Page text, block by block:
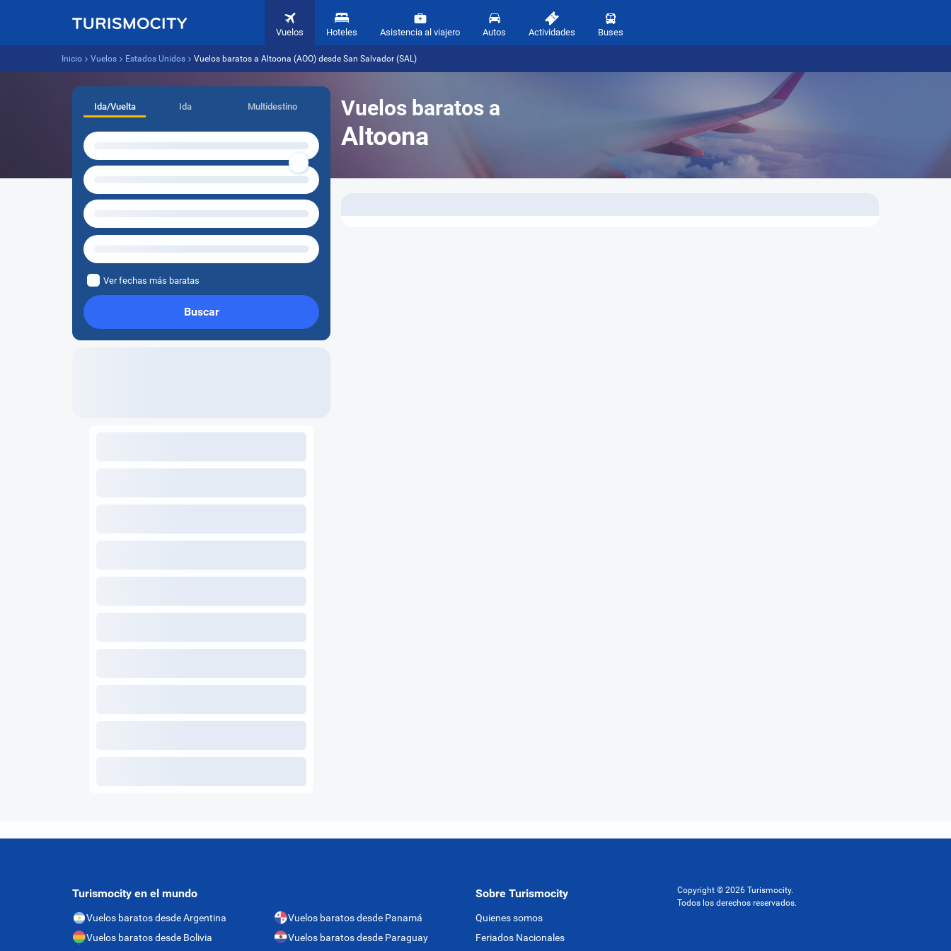
Vuelos Hoteles Asistencia al viajero Autos Actividades Buses
Inicio Vuelos Estados Unidos Vuelos baratos a Altoona (AOO) desde San Salvador (SAL)
Vuelos baratos a
Altoona
Ida/Vuelta Ida Multidestino
Ver fechas más baratas
Buscar
Turismocity en el mundo
Vuelos baratos desde Argentina
Vuelos baratos desde Bolivia
Vuelos baratos desde Panamá
Vuelos baratos desde Paraguay
Sobre Turismocity
Quienes somos
Feriados Nacionales
Copyright © 2026 Turismocity.
Todos los derechos reservados.